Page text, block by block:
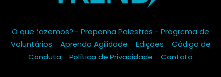
O que fazemos? - Proponha Palestras - Programa de
Voluntários - Aprenda Agilidade - Edições - Código de
Conduta - Política de Privacidade - Contato